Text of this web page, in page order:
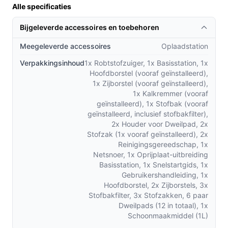
volgens specificatie) geeft een aanduiding van
zuigcapaciteit in deze lijst, maar vergelijk dit cijfer
met wat fabrikanten van alternatieven opgeven en
let op extra functies zoals borstels en
Praktische tips om optimaal met de robot te werken:
Zorg dat laadstation vrij staat en niet in een krappe
hoek; de robot moet makkelijk aankoppelen.
Leeg of controleer het opvangreservoir regelmatig
(0,40 l) om verstopping en verlies van
schoonmaakefficiëntie te voorkomen.
Controleer accessoires op correcte bevestiging
voor gebruik van de dweilfunctie.
Houd vloerruimtes vrij van losse kabels en kleine
obstakels voor betrouwbare reiniging onder lage
Alle specificaties
Bijgeleverde accessoires en toebehoren
Meegeleverde accessoires
Oplaadstation
Verpakkingsinhoud1x Robtstofzuiger, 1x Basisstation, 1x
Hoofdborstel (vooraf geïnstalleerd),
1x Zijborstel (vooraf geïnstalleerd),
1x Kalkremmer (vooraf
geïnstalleerd), 1x Stofbak (vooraf
geïnstalleerd, inclusief stofbakfilter),
2x Houder voor Dweilpad, 2x
Stofzak (1x vooraf geïnstalleerd), 2x
Reinigingsgereedschap, 1x
Netsnoer, 1x Oprijplaat-uitbreiding
Basisstation, 1x Snelstartgids, 1x
Gebruikershandleiding, 1x
Hoofdborstel, 2x Zijborstels, 3x
Stofbakfilter, 3x Stofzakken, 6 paar
Dweilpads (12 in totaal), 1x
Schoonmaakmiddel (1L)